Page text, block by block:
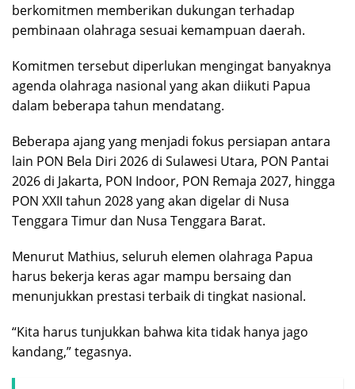
berkomitmen memberikan dukungan terhadap
pembinaan olahraga sesuai kemampuan daerah.
Komitmen tersebut diperlukan mengingat banyaknya
agenda olahraga nasional yang akan diikuti Papua
dalam beberapa tahun mendatang.
Beberapa ajang yang menjadi fokus persiapan antara
lain PON Bela Diri 2026 di Sulawesi Utara, PON Pantai
2026 di Jakarta, PON Indoor, PON Remaja 2027, hingga
PON XXII tahun 2028 yang akan digelar di Nusa
Tenggara Timur dan Nusa Tenggara Barat.
Menurut Mathius, seluruh elemen olahraga Papua
harus bekerja keras agar mampu bersaing dan
menunjukkan prestasi terbaik di tingkat nasional.
“Kita harus tunjukkan bahwa kita tidak hanya jago
kandang,” tegasnya.